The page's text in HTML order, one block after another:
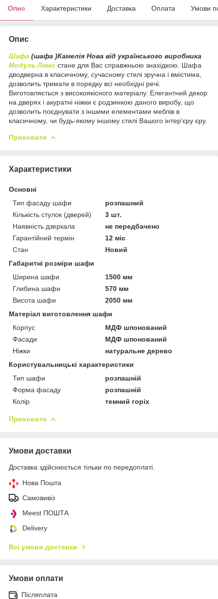
Опис Характеристики Доставка Оплата Умови
Опис
Шафа (шафа )Камелія Нова від українського виробника
Модуль Люкс стане для Вас справжньою знахідкою. Шафа
дводверна в класичному, сучасному стилі зручна і вмістима,
дозволить тримати в порядку всі необхідні речі.
Виготовляється з високоякісного матеріалу. Елегантний декор
на дверях і акуратні ніжки є родзинкою даного виробу, що
дозволить поєднувати з іншими елементами меблів в
класичному, чи будь-якому іншому стилі Вашого інтер'єру єру.
Приховати
Характеристики
Основні
Тип фасаду шафи
розпашний
Кількість стулок (дверей)
3 шт.
Наявність дзеркала
не передбачено
Гарантійний термін
12 міс
Стан
Новий
Габаритні розміри шафи
Ширина шафи
1500 мм
Глибина шафи
570 мм
Висота шафи
2050 мм
Матеріал виготовлення шафи
Корпус
МДФ шпонований
Фасади
МДФ шпонований
Ніжки
натуральне дерево
Користувальницькі характеристики
Тип шафи
розпашній
Форма фасаду
розпашній
Колір
темний горіх
Приховати
Умови доставки
Доставка здійснюється тільки по передоплаті.
Нова Пошта
Самовивіз
Meest ПОШТА
Delivery
Всі умови доставки
Умови оплати
Післяплата